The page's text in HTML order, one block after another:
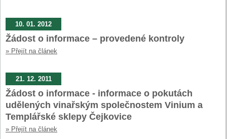
10. 01. 2012
Žádost o informace – provedené kontroly
» Přejít na článek
21. 12. 2011
Žádost o informace - informace o pokutách
udělených vinařským společnostem Vinium a
Templářské sklepy Čejkovice
» Přejít na článek